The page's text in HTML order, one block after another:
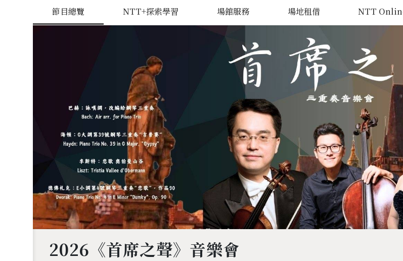
節目總覽 NTT+探索學習 場館服務 場地租借 NTT
2026《首席之聲》音樂會